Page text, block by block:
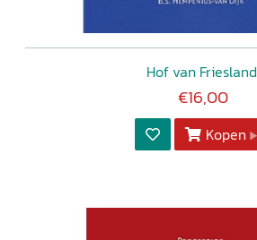
Hof van Friesland
€16,00
Kopen